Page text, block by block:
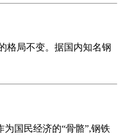
格局不变。据国内知名钢
国民经济的“骨骼”,钢铁